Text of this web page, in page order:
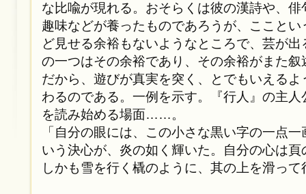
な比喩が現れる。おそらくは彼の漢詩や、
趣味などが養ったものであろうが、ここと
ど見せる余裕もないようなところで、芸が
の一つはその余裕であり、その余裕がまた
だから、遊びが真実を突く、とでもいえる
わるのである。一例を示す。『行人』の主
を読み始める場面……。
「自分の眼には、この小さな黒い字の一点
いう決心が、炎の如く輝いた。自分の心は
しかも雪を行く橇のように、其の上を滑って